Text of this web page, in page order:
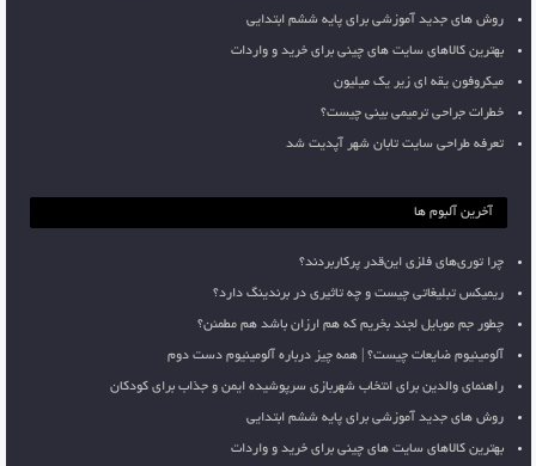
روش های جدید آموزشی برای پایه ششم ابتدایی
بهترین کالاهای سایت های چینی برای خرید و واردات
میکروفون یقه ای زیر یک میلیون
خطرات جراحی ترمیمی بینی چیست؟
تعرفه طراحی سایت تابان شهر آپدیت شد
آخرین آلبوم ها
چرا توری‌های فلزی این‌قدر پرکاربردند؟
ریمیکس تبلیغاتی چیست و چه تاثیری در برندینگ دارد؟
چطور جم موبایل لجند بخریم که هم ارزان باشد هم مطمئن؟
آلومینیوم ضایعات چیست؟ | همه چیز درباره آلومینیوم دست دوم
راهنمای والدین برای انتخاب شهربازی سرپوشیده ایمن و جذاب برای کودکان
روش های جدید آموزشی برای پایه ششم ابتدایی
بهترین کالاهای سایت های چینی برای خرید و واردات